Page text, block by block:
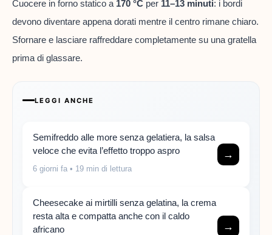
Cuocere in forno statico a 170 °C per 11–13 minuti: i bordi
devono diventare appena dorati mentre il centro rimane chiaro.
Sfornare e lasciare raffreddare completamente su una gratella
prima di glassare.
LEGGI ANCHE
Semifreddo alle more senza gelatiera, la salsa
veloce che evita l’effetto troppo aspro
6 giorni fa • 19 min di lettura
→
Cheesecake ai mirtilli senza gelatina, la crema
resta alta e compatta anche con il caldo
africano
→